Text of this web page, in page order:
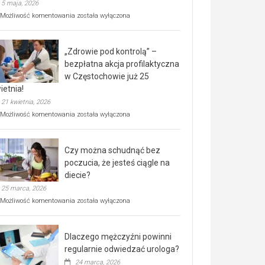
5 maja, 2026
Możliwość komentowania Rusza
rehabilitacji
dla
seniorów!
została wyłączona
„Zdrowie pod kontrolą” –
bezpłatna akcja profilaktyczna
w Częstochowie już 25
21 kwietnia, 2026
Możliwość komentowania „Zdrowie
bezpłatna
akcja
profilaktyczna
w
już
kwietnia!
została wyłączona
Czy można schudnąć bez
poczucia, że jesteś ciągle na
diecie?
25 marca, 2026
Możliwość komentowania Czy
poczucia,
że
została wyłączona
Dlaczego mężczyźni powinni
regularnie odwiedzać urologa?
24 marca, 2026